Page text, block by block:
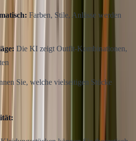
Farben, Stile, Anlässe werden
Die KI zeigt Outfit-Kombinationen,
Sie, welche vielseitigen Stücke